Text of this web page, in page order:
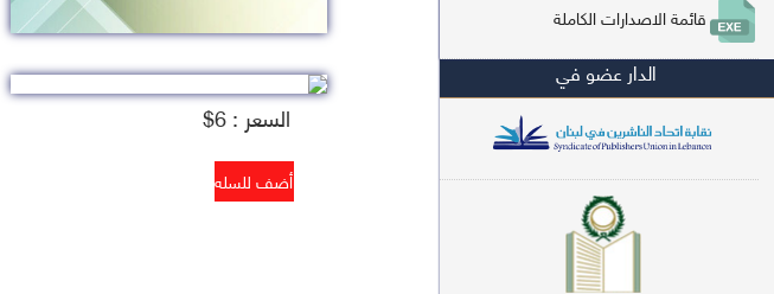
علم كلام (96)
أخلاق وتصوف (91)
سير وتراجم (90)
معاجم لغوية (89)
سيرة نبوية وتصوف (81)
قائمة الاصدارات الكاملة
الدار عضو في
السعر : 6$